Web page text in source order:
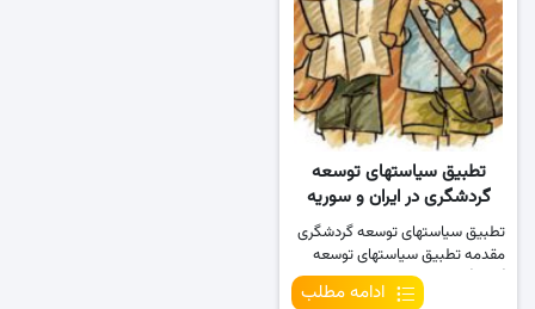
تطبیق سیاستهای توسعه
گردشگری در ایران و سوریه
(استراتژیک)
تطبیق سیاستهای توسعه گردشگری
مقدمه تطبیق سیاستهای توسعه
گردشگری در …
ادامه مطلب